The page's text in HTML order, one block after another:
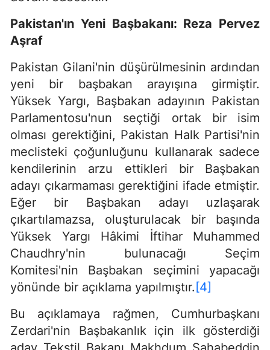
Pakistan'ın Yeni Başbakanı: Reza Pervez
Aşraf
Pakistan Gilani'nin düşürülmesinin ardından
yeni bir başbakan arayışına girmiştir.
Yüksek Yargı, Başbakan adayının Pakistan
Parlamentosu'nun seçtiği ortak bir isim
olması gerektiğini, Pakistan Halk Partisi'nin
meclisteki çoğunluğunu kullanarak sadece
kendilerinin arzu ettikleri bir Başbakan
adayı çıkarmaması gerektiğini ifade etmiştir.
Eğer bir Başbakan adayı uzlaşarak
çıkartılamazsa, oluşturulacak bir başında
Yüksek Yargı Hâkimi İftihar Muhammed
Chaudhry'nin bulunacağı Seçim
Komitesi'nin Başbakan seçimini yapacağı
yönünde bir açıklama yapılmıştır. [4]
Bu açıklamaya rağmen, Cumhurbaşkanı
Zerdari'nin Başbakanlık için ilk gösterdiği